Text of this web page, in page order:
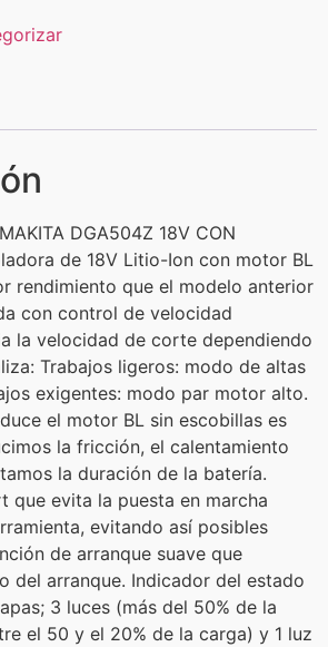
DGA504Z 18V CON
de 18V Litio-Ion con motor BL
rendimiento que el modelo anterior
con control de velocidad
la velocidad de corte dependiendo
Trabajos ligeros: modo de altas
exigentes: modo par motor alto.
el motor BL sin escobillas es
la fricción, el calentamiento
la duración de la batería.
que evita la puesta en marcha
evitando así posibles
de arranque suave que
del arranque. Indicador del estado
3 luces (más del 50% de la
el 50 y el 20% de la carga) y 1 luz